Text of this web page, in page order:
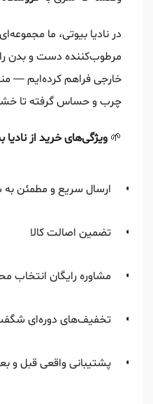
در نادیا بیوتی، ما
مرطوب‌کننده دست و بدن را
خارجی فراهم کرده‌ایم —
چرب و حساس گرفته تا
🌱 ویژگی‌های خرید از نادیا
ارسال سریع و مطمئن
تضمین اصالت کالا
مشاوره رایگان انتخاب
تخفیف‌های دوره‌ای
پشتیبانی واقعی قبل و